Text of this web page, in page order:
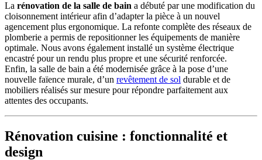
La rénovation de la salle de bain a débuté par une modification du
cloisonnement intérieur afin d’adapter la pièce à un nouvel
agencement plus ergonomique. La refonte complète des réseaux de
plomberie a permis de repositionner les équipements de manière
optimale. Nous avons également installé un système électrique
encastré pour un rendu plus propre et une sécurité renforcée.
Enfin, la salle de bain a été modernisée grâce à la pose d’une
nouvelle faïence murale, d’un revêtement de sol durable et de
mobiliers réalisés sur mesure pour répondre parfaitement aux
attentes des occupants.
Rénovation cuisine : fonctionnalité et
design